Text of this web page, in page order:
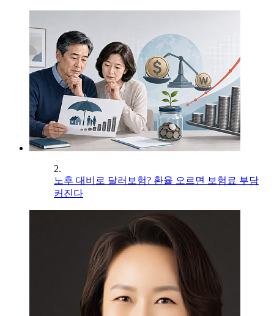
2.
노후 대비로 달러보험? 환율 오르면 보험료 부담
커진다